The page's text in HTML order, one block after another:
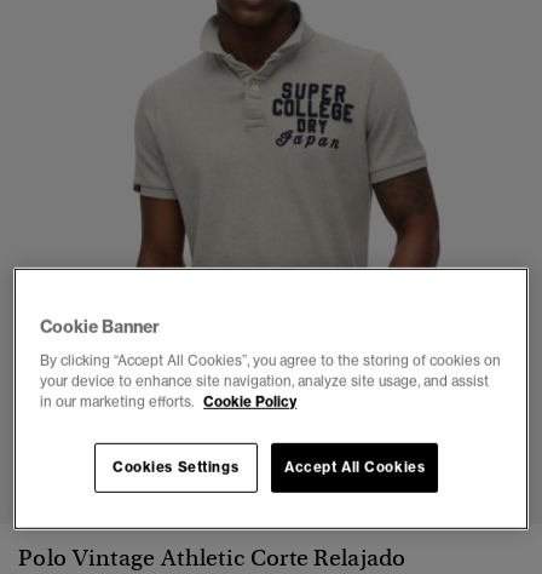
1 5
Polo Vintage Athletic Corte Relajado
Cookie Banner
By clicking “Accept All Cookies”, you agree to the storing of cookies on
your device to enhance site navigation, analyze site usage, and assist
in our marketing efforts. Cookie Policy
Accept All Cookies
Cookies Settings